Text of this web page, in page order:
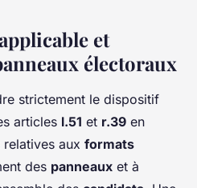
et
électoraux
strictement le dispositif
articles l.51 et r.39 en
aux formats
des panneaux et à